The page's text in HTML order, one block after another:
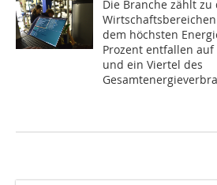
Die Branche zählt zu
dem höchsten
Prozent entfallen
und ein Viertel des